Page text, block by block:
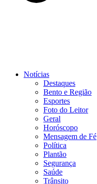
Notícias
Destaques
Bento e Região
Esportes
Foto do Leitor
Geral
Horóscopo
Mensagem de Fé
Política
Plantão
Segurança
Saúde
Trânsito